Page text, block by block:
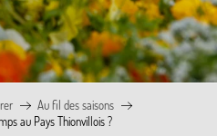
Au fil des saisons
au Pays Thionvillois ?